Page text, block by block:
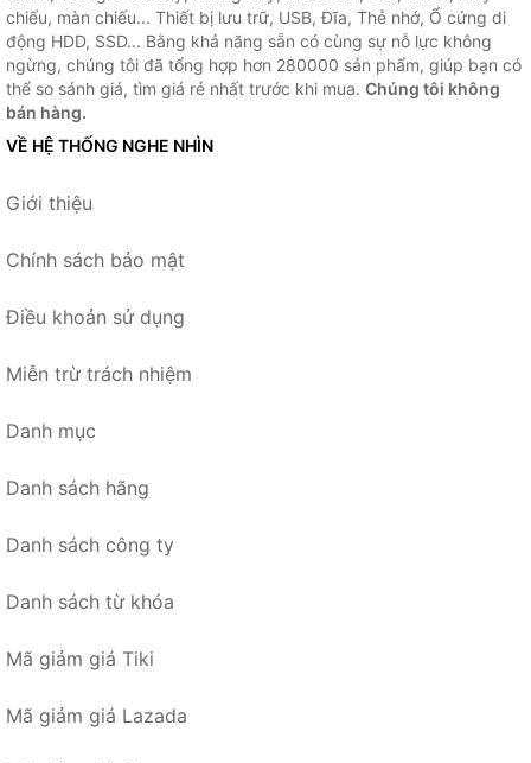
chiếu, màn chiếu... Thiết bị lưu trữ, USB, Đĩa, Thẻ nhớ, Ổ cứng di
động HDD, SSD... Bằng khả năng sẵn có cùng sự nỗ lực không
ngừng, chúng tôi đã tổng hợp hơn 280000 sản phẩm, giúp bạn có
thể so sánh giá, tìm giá rẻ nhất trước khi mua. Chúng tôi không
bán hàng.
VỀ HỆ THỐNG NGHE NHÌN
Giới thiệu
Chính sách bảo mật
Điều khoản sử dụng
Miễn trừ trách nhiệm
Danh mục
Danh sách hãng
Danh sách công ty
Danh sách từ khóa
Mã giảm giá Tiki
Mã giảm giá Lazada